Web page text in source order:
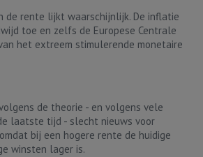
de rente lijkt waarschijnlijk. De inflatie
toe en zelfs de Europese Centrale
het extreem stimulerende monetaire
de theorie - en volgens vele
laatste tijd - slecht nieuws voor
bij een hogere rente de huidige
winsten lager is.